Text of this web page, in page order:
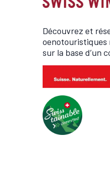
Découvrez et
oenotouristiques
sur la base d’un